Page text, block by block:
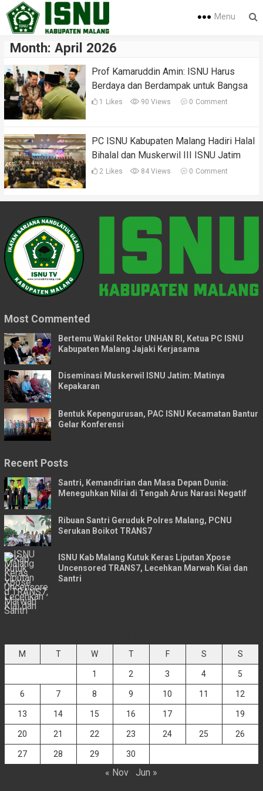
Menu
Month: April 2026
‎Prof Kamaruddin Amin: ISNU Harus
Berdaya dan Berdampak untuk Bangsa
1 Likes 90 Views 0 Comment
‎‎PC ISNU Kabupaten Malang Hadiri Halal
Bihalal dan Muskerwil III ISNU Jatim
2 Likes 84 Views 0 Comment
Most Commented
Bertemu Wakil Rektor UNHAN RI, Ketua PC ISNU
Kabupaten Malang Jajaki Kerjasama
Diseminasi Muskerwil ISNU Jatim: Matinya
Kepakaran
Bentuk Kepengurusan, PAC ISNU Kecamatan Bantur
Gelar Konferensi
Recent Posts
Santri, Kemandirian dan Masa Depan Dunia:
Meneguhkan Nilai di Tengah Arus Narasi Negatif
Ribuan Santri Geruduk Polres Malang, PCNU
Serukan Boikot TRANS7
ISNU Kab Malang Kutuk Keras Liputan Xpose
Uncensored TRANS7, Lecehkan Marwah Kiai dan
Santri
M
T W T F S S
1 2 3 4 5
6 7 8 9 10 11 12
13 14 15 16 17 19
20 21 22 23 24 25 26
27 28 29 30
« Nov Jun »